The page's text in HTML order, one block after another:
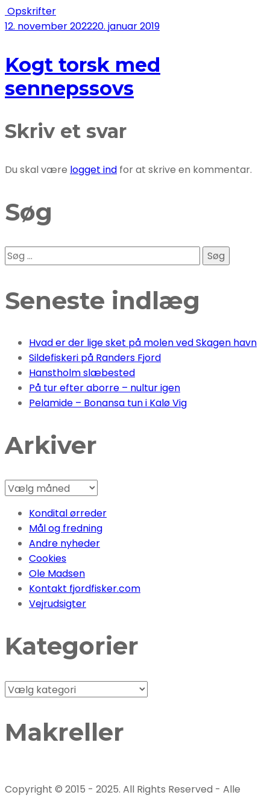
Opskrifter
12. november 202220. januar 2019
Kogt torsk med
sennepssovs
Skriv et svar
Du skal være logget ind for at skrive en kommentar.
Søg
Søg
efter:
Seneste indlæg
Hvad er der lige sket på molen ved Skagen havn
Sildefiskeri på Randers Fjord
Hanstholm slæbested
På tur efter aborre – nultur igen
Pelamide – Bonansa tun i Kalø Vig
Arkiver
Arkiver
Kondital ørreder
Mål og fredning
Andre nyheder
Cookies
Ole Madsen
Kontakt fjordfisker.com
Vejrudsigter
Kategorier
Kategorier
Makreller
Copyright © 2015 - 2025. All Rights Reserved - Alle